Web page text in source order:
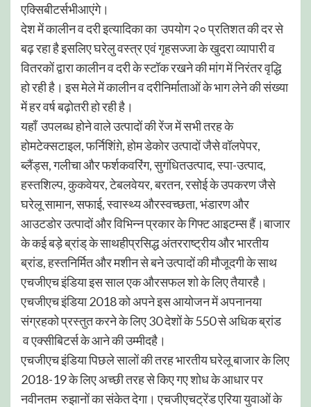
एक्सिबीटर्सभीआएंगे।
देश में कालीन व दरी इत्यादिका का उपयोग २० प्रतिशत की दर से
बढ़ रहा है इसलिए घरेलु वस्त्र एवं गृहसज्जा के खुदरा व्यापारी व
वितरकों द्वारा कालीन व दरी के स्टॉक रखने की मांग में निरंतर वृद्धि
हो रही है। इस मेले में कालीन व दरीनिर्माताओं के भाग लेने की संख्या
में हर वर्ष बढ़ोतरी हो रही है।
यहाँ उपलब्ध होने वाले उत्पादों की रेंज में सभी तरह के
होमटेक्सटाइल, फर्निशिंग़े, होम डेकोर उत्पादों जैसे वॉलपेपर,
ब्लैंड्स, गलीचा और फर्शकवरिंग, सुगंधितउत्पाद, स्पा-उत्पाद,
हस्तशिल्प, कुकवेयर, टेबलवेयर, बरतन, रसोई के उपकरण जैसे
घरेलू सामान, सफाई, स्वास्थ्य औरस्वच्छता, भंडारण और
आउटडोर उत्पादों और विभिन्न प्रकार के गिफ्ट आइटम्स हैं।बाजार
के कई बड़े ब्रांड् के साथहीप्रसिद्ध अंतरराष्ट्रीय और भारतीय
ब्रांड, हस्तनिर्मित और मशीन से बने उत्पादों की मौजूदगी के साथ
एचजीएच इंडिया इस साल एक औरसफल शो के लिए तैयारहै।
एचजीएच इंडिया 2018 को अपने इस आयोजन में अपनानया
संग्रहको प्रस्तुत करने के लिए 30 देशों के 550 से अधिक ब्रांड
व एक्सीबिटर्स के आने की उम्मीदहै।
एचजीएच इंडिया पिछले सालों की तरह भारतीय घरेलू बाजार के लिए
2018-19 के लिए अच्छी तरह से किए गए शोध के आधार पर
नवीनतम रुझानों का संकेत देगा। एचजीएचट्रेंड एरिया युवाओं के